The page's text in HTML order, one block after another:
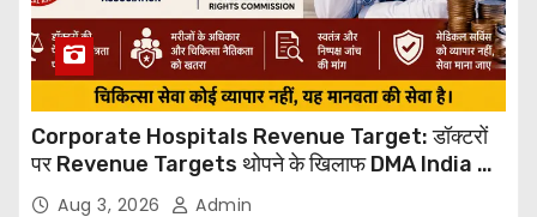
Corporate Hospitals Revenue Target: डॉक्टरों
पर Revenue Targets थोपने के खिलाफ DMA India का
बड़ा कदम, NHRC से Suo Motu जांच की मांग
Aug 3, 2026 Admin